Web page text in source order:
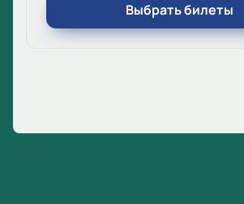
Выбрать билеты